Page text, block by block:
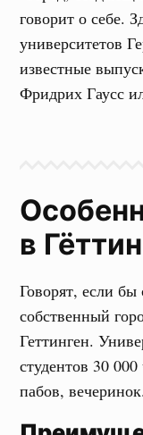
говорит о себе.
университетов
известные
Фридрих Гаусс
в
Говорят, если бы
собственный
Геттинген.
студентов 30
пабов, вечеринок.